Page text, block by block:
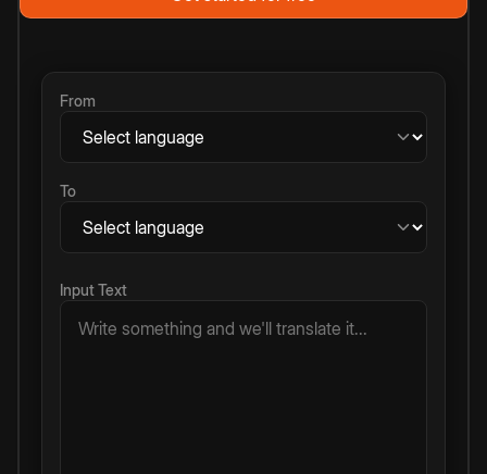
From
To
Input Text